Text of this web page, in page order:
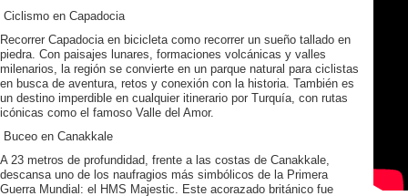
Ciclismo en Capadocia
Recorrer Capadocia en bicicleta como recorrer un sueño tallado en
piedra. Con paisajes lunares, formaciones volcánicas y valles
milenarios, la región se convierte en un parque natural para ciclistas
en busca de aventura, retos y conexión con la historia. También es
un destino imperdible en cualquier itinerario por Turquía, con rutas
icónicas como el famoso Valle del Amor.
Buceo en Canakkale
A 23 metros de profundidad, frente a las costas de Canakkale,
descansa uno de los naufragios más simbólicos de la Primera
Guerra Mundial: el HMS Majestic. Este acorazado británico fue